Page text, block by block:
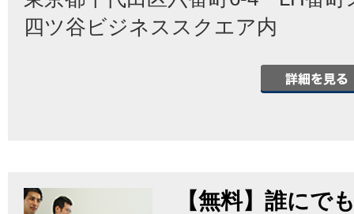
四ツ谷ビジネススクエア内
【無料】誰にで